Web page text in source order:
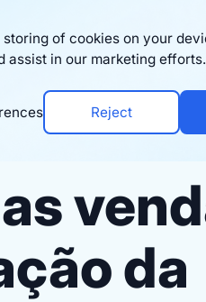
storing of cookies on your
assist in our marketing
Reject
Bigblue has joined Sifted's
Recursos
da